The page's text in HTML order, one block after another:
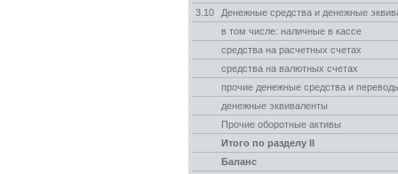
3.10
Денежные средства и денежные
в том числе: наличные в кассе
средства на расчетных счетах
средства на валютных счетах
прочие денежные средства и
денежные эквиваленты
Прочие оборотные активы
Итого по разделу II
Баланс